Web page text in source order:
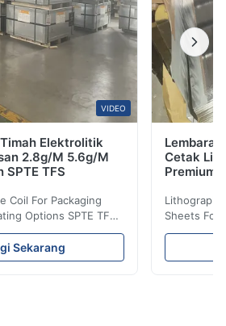
VIDEO
Elektrolitik
2.8g/M 5.6g/M
SPTE TFS
Coil For Packaging
Options SPTE TFS
Coil for Packaging -
Coating Options SPTE
Plate (ETP) represents
Sekarang
Cetak
Premium
Sheets For
929mm
packaging